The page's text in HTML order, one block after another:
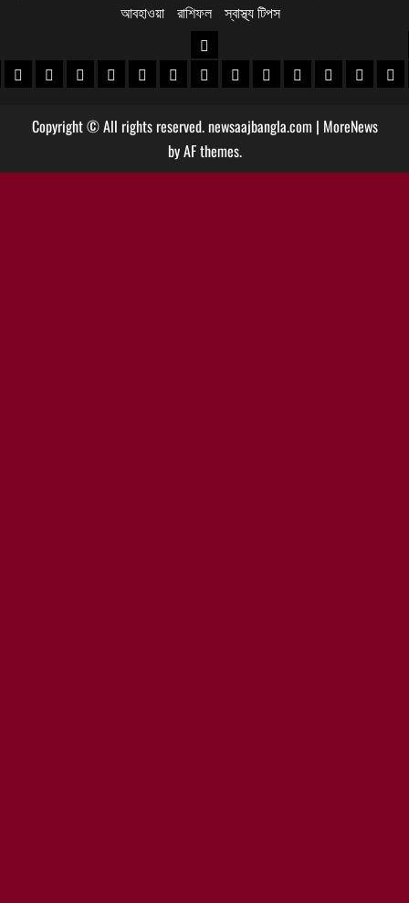
আবহাওয়া
রাশিফল স্বাস্থ্য টিপস
খবর
খবর
পুরুলিয়া খবর
বাঁকুড়া খবরপশ্চিম বর্ধমান খবর
পূর্ব বর্ধমান খবর
বীরভূম খবরমুর্শিদাবাদ খবর
উত্তরবঙ্গ
কোচবিহার নিউজ
আলিপুরদুয়ার খবর
জলপাইগুড়ি খবর
শিলিগুড়ি খবর
উত্তরদক্ষিণ
Copyright © All rights reserved. newsaajbangla.com | MoreNews
by AF themes.